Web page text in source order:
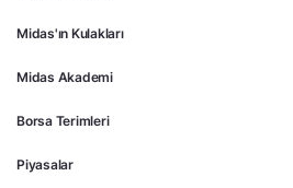
Midas'ın Kulakları
Midas Akademi
Borsa Terimleri
Piyasalar